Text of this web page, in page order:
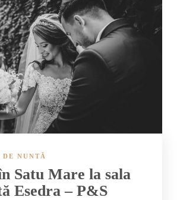
NUNTĂ
Satu Mare la sala
Esedra – P&S